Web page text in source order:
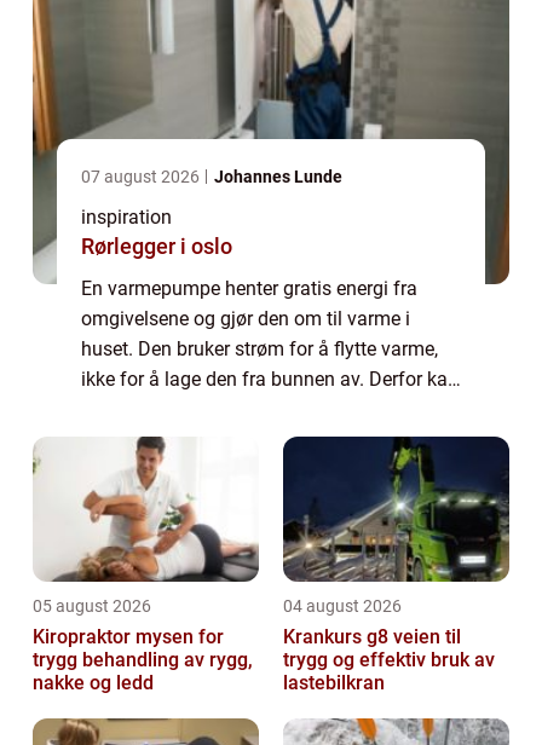
07 august 2026 Johannes Lunde
inspiration
Rørlegger i oslo
En varmepumpe henter gratis energi fra
omgivelsene og gjør den om til varme i
huset. Den bruker strøm for å flytte varme,
ikke for å lage den fra bunnen av. Derfor kan
mer varme enn den strømmen den bruker.
For...
05 august 2026
Kiropraktor mysen for
trygg behandling av rygg,
nakke og ledd
04 august 2026
Krankurs g8 veien til
trygg og effektiv bruk av
lastebilkran